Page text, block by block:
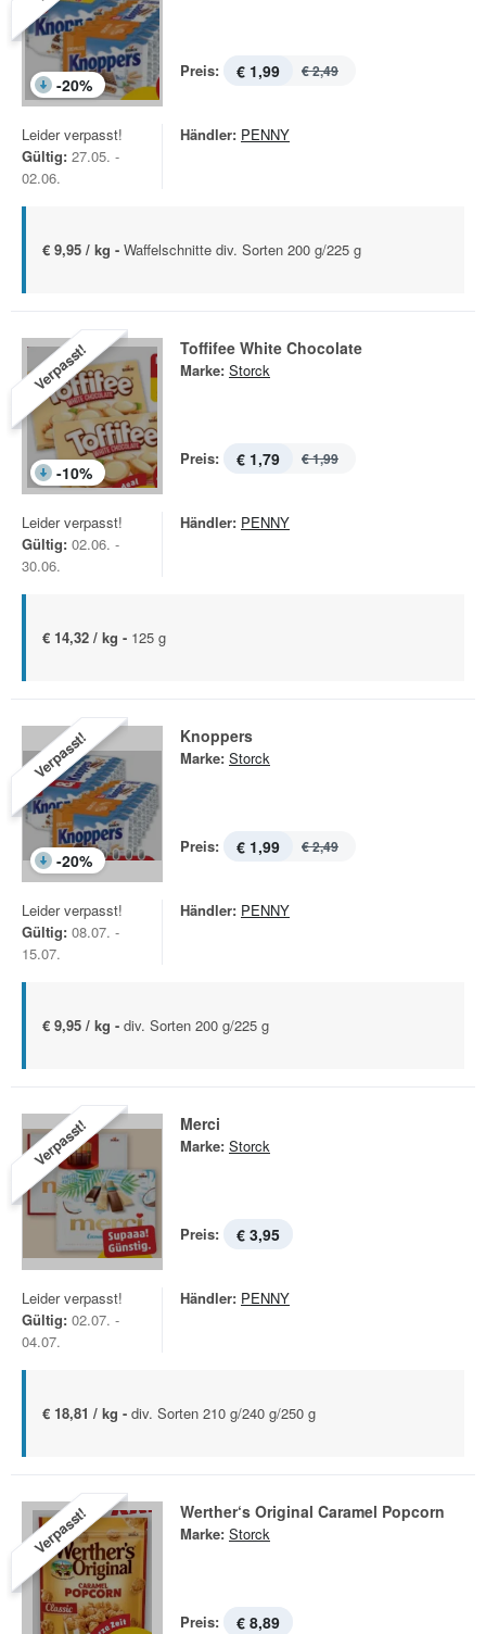
-20%
Preis: € 1,99 € 2,49
Leider verpasst!
Gültig: 27.05. -
02.06.
Händler: PENNY
€ 9,95 / kg - Waffelschnitte div. Sorten 200 g/225 g
Verpasst!
-10%
Toffifee White Chocolate
Marke: Storck
Preis: € 1,79 € 1,99
Leider verpasst!
Gültig: 02.06. -
30.06.
Händler: PENNY
€ 14,32 / kg - 125 g
Verpasst!
-20%
Knoppers
Marke: Storck
Preis: € 1,99 € 2,49
Leider verpasst!
Gültig: 08.07. -
15.07.
Händler: PENNY
€ 9,95 / kg - div. Sorten 200 g/225 g
Verpasst! Merci
Marke: Storck
Preis: € 3,95
Leider verpasst!
Gültig: 02.07. -
04.07.
Händler: PENNY
€ 18,81 / kg - div. Sorten 210 g/240 g/250 g
Verpasst! Werther‘s Original Caramel Popcorn
Marke: Storck
Preis: € 8,89